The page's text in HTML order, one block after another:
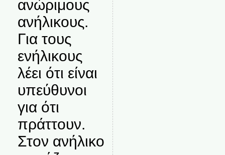
ανώριμους
ανήλικους.
Για τους
ενήλικους
λέει ότι είναι
υπεύθυνοι
για ότι
πράττουν.
Στον ανήλικο